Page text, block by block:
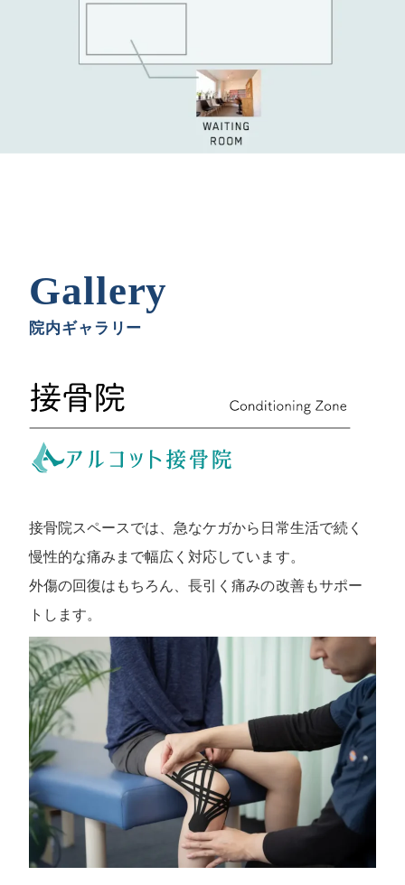
Gallery
院内ギャラリー
接骨院スペースでは、急なケガから日常生活で続く
慢性的な痛みまで幅広く対応しています。
外傷の回復はもちろん、長引く痛みの改善もサポー
トします。